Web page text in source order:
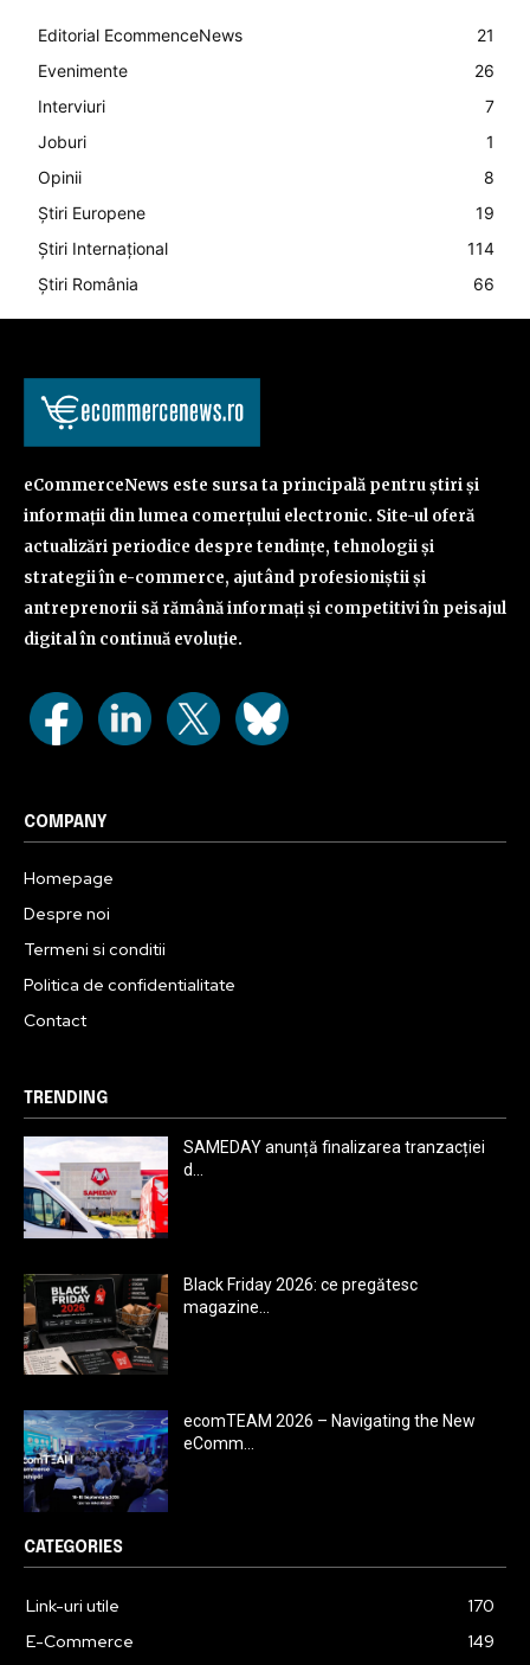
Editorial EcommenceNews
21
Evenimente
26
Interviuri
7
Joburi
1
Opinii
8
Știri Europene
19
Știri Internațional
114
Știri România
66
eCommerceNews este sursa ta principală pentru știri și
informații din lumea comerțului electronic. Site-ul oferă
actualizări periodice despre tendințe, tehnologii și
strategii în e-commerce, ajutând profesioniștii și
antreprenorii să rămână informați și competitivi în peisajul
digital în continuă evoluție.
COMPANY
Homepage
Despre noi
Termeni si conditii
Politica de confidentialitate
Contact
TRENDING
SAMEDAY anunță finalizarea tranzacției
d...
Black Friday 2026: ce pregătesc
magazine...
ecomTEAM 2026 – Navigating the New
eComm...
CATEGORIES
Link-uri utile
170
E-Commerce
149